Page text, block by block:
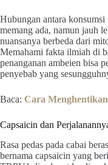
Hubungan antara konsumsi
memang ada, namun jauh
nuansanya berbeda dari
Memahami fakta ilmiah di
penanganan ambeien bisa
penyebab yang
Baca: Cara
Capsaicin dan
Rasa pedas pada cabai
bernama capsaicin yang